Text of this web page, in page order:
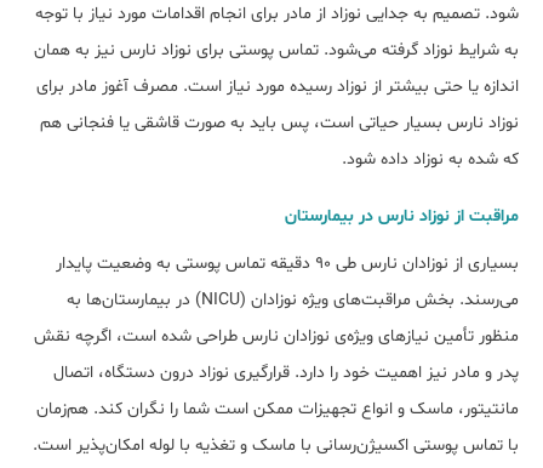
شود. تصمیم به جدایی نوزاد از مادر برای انجام اقدامات مورد نیاز با توجه
به شرایط نوزاد گرفته می‌شود. تماس پوستی برای نوزاد نارس نیز به همان
اندازه یا حتی بیشتر از نوزاد رسیده مورد نیاز است. مصرف آغوز مادر برای
نوزاد نارس بسیار حیاتی است، پس باید به صورت قاشقی یا فنجانی هم
که شده به نوزاد داده شود.
مراقبت از نوزاد نارس در بیمارستان
بسیاری از نوزادان نارس طی 90 دقیقه تماس پوستی به وضعیت پایدار
می‌رسند. بخش مراقبت‌های ویژه نوزادان (NICU) در بیمارستان‌ها به
منظور تأمین نیازهای ویژ‌ه‌ی نوزادان نارس طراحی شده است، اگرچه نقش
پدر و مادر نیز اهمیت خود را دارد. قرار‌گیری نوزاد درون دستگاه، اتصال
مانتیتور، ماسک و انواع تجهیزات ممکن است شما را نگران کند. هم‌زمان
با تماس پوستی اکسیژن‌رسانی با ماسک و تغذیه با لوله امکان‌پذیر است.